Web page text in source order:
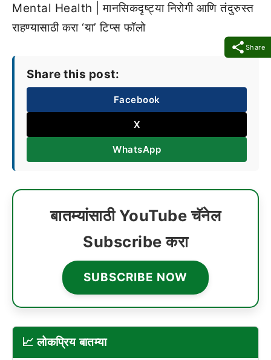
Share
Mental Health | मानसिकदृष्ट्या निरोगी आणि तंदुरुस्त
राहण्यासाठी करा ‘या’ टिप्स फॉलो
Share this post:
Facebook
X
WhatsApp
बातम्यांसाठी YouTube चॅनेल
Subscribe करा
SUBSCRIBE NOW
📈 लोकप्रिय बातम्या